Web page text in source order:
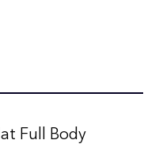
Full Body